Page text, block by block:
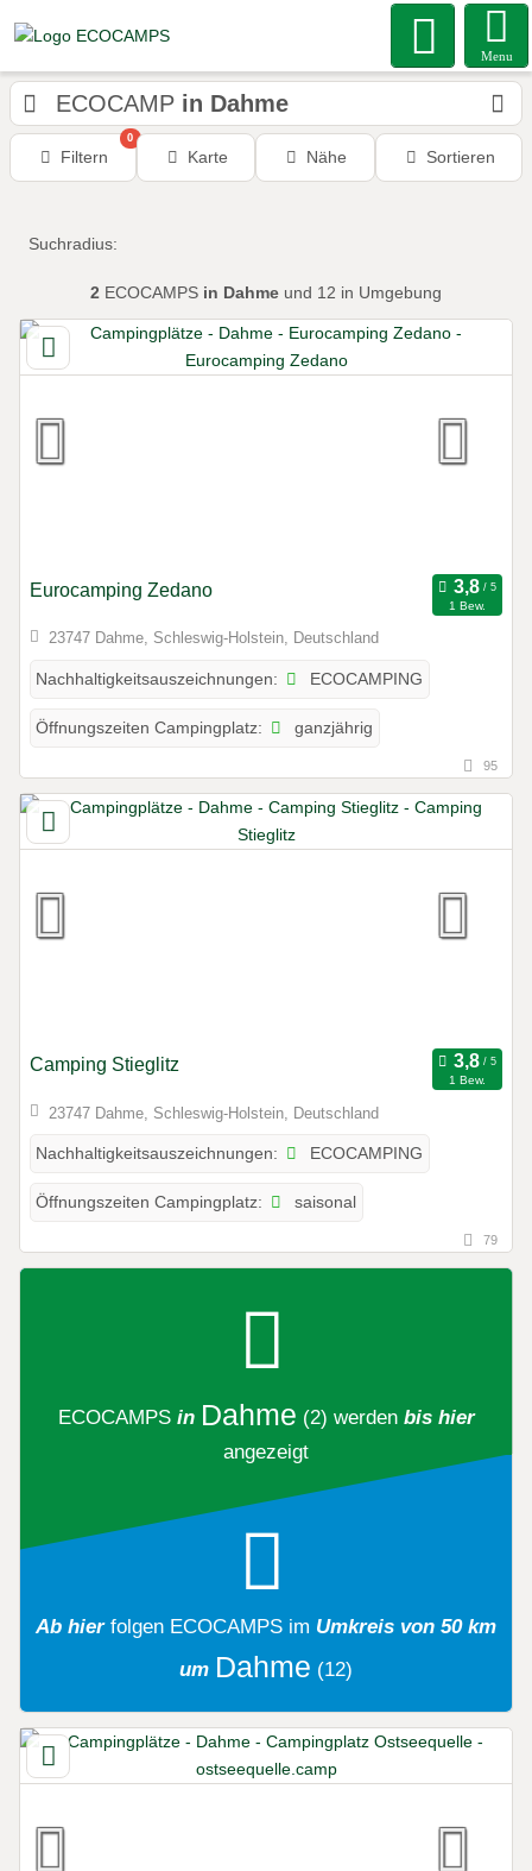
Menu
ECOCAMP in Dahme
Filtern
0
Karte Nähe Sortieren
Suchradius:
2 ECOCAMPS in Dahme und 12 in Umgebung
Eurocamping Zedano
1 Bew.
23747 Dahme, Schleswig-Holstein, Deutschland
Nachhaltigkeitsauszeichnungen: ECOCAMPING
Öffnungszeiten Campingplatz: ganzjährig
95
Camping Stieglitz
1 Bew.
23747 Dahme, Schleswig-Holstein, Deutschland
Nachhaltigkeitsauszeichnungen: ECOCAMPING
Öffnungszeiten Campingplatz: saisonal
79
ECOCAMPS in Dahme (2) werden bis hier
angezeigt
Ab hier folgen ECOCAMPS im Umkreis von 50 km
um Dahme (12)